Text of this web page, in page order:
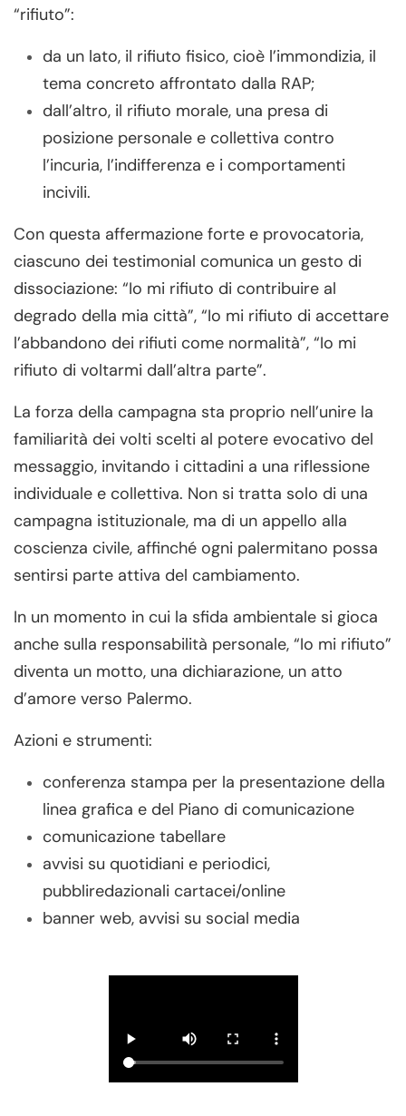
“rifiuto”:
da un lato, il rifiuto fisico, cioè l’immondizia, il
tema concreto affrontato dalla RAP;
dall’altro, il rifiuto morale, una presa di
posizione personale e collettiva contro
l’incuria, l’indifferenza e i comportamenti
incivili.
Con questa affermazione forte e provocatoria,
ciascuno dei testimonial comunica un gesto di
dissociazione: “Io mi rifiuto di contribuire al
degrado della mia città”, “Io mi rifiuto di accettare
l’abbandono dei rifiuti come normalità”, “Io mi
rifiuto di voltarmi dall’altra parte”.
La forza della campagna sta proprio nell’unire la
familiarità dei volti scelti al potere evocativo del
messaggio, invitando i cittadini a una riflessione
individuale e collettiva. Non si tratta solo di una
campagna istituzionale, ma di un appello alla
coscienza civile, affinché ogni palermitano possa
sentirsi parte attiva del cambiamento.
In un momento in cui la sfida ambientale si gioca
anche sulla responsabilità personale, “Io mi rifiuto”
diventa un motto, una dichiarazione, un atto
d’amore verso Palermo.
Azioni e strumenti:
conferenza stampa per la presentazione della
linea grafica e del Piano di comunicazione
comunicazione tabellare
avvisi su quotidiani e periodici,
pubbliredazionali cartacei/online
banner web, avvisi su social media